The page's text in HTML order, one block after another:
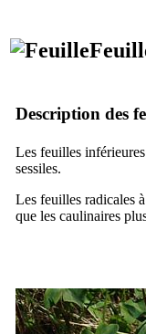
Description des
Les feuilles
sessiles.
Les feuilles radicales
que les caulinaires